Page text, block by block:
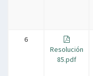
6
Resolución
85.pdf